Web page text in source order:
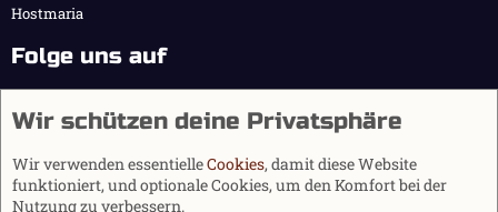
Hostmaria
Folge uns auf
Wir schützen deine Privatsphäre
Wir verwenden essentielleCookies, damit diese Website
funktioniert, und optionale Cookies, um den Komfort bei der
Nutzung zu verbessern.